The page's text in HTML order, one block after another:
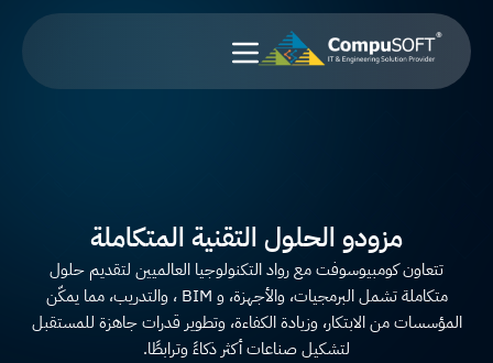
المحتوى
مزودو الحلول التقنية المتكاملة
تتعاون كومبيوسوفت مع رواد التكنولوجيا العالميين لتقديم حلول
متكاملة تشمل البرمجيات، والأجهزة، و BIM ، والتدريب، مما يمكّن
المؤسسات من الابتكار، وزيادة الكفاءة، وتطوير قدرات جاهزة للمستقبل
لتشكيل صناعات أكثر ذكاءً وترابطًا.